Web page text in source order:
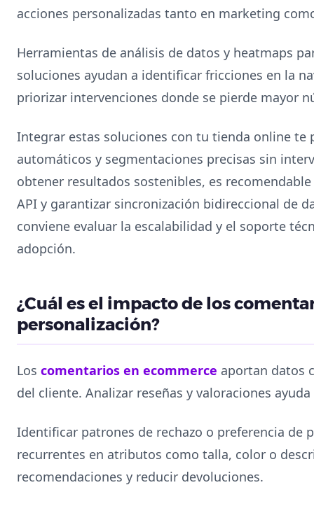
acciones personalizadas tanto en marketing
Herramientas de análisis de datos y heatmaps
soluciones ayudan a identificar fricciones en la
priorizar intervenciones donde se pierde mayor
Integrar estas soluciones con tu tienda online
automáticos y segmentaciones precisas sin
obtener resultados sostenibles, es
API y garantizar sincronización bidireccional de
conviene evaluar la escalabilidad y el soporte
adopción.
¿Cuál es el impacto de los
personalización?
Los comentarios en ecommerce aportan datos
del cliente. Analizar reseñas y valoraciones ayuda
Identificar patrones de rechazo o preferencia de
recurrentes en atributos como talla, color o
recomendaciones y reducir devoluciones.